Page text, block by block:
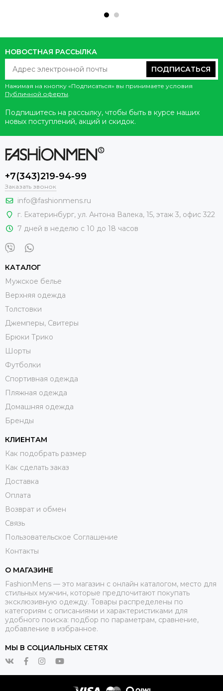
НОВОСТНАЯ РАССЫЛКА
ПОДПИСАТЬСЯ
Нажимая на кнопку «Подписаться» вы принимаете условия
Публичной оферты.
Подпишитесь на рассылку, чтобы быть в курсе наших
новых поступлений, акций и скидок.
+7(343)219-94-99
Заказать звонок
info@fashionmens.ru
г. Екатеринбург, ул. Антона Валека, 15, этаж 3, офис 322
7 дней в неделю с 10 до 18 часов
КАТАЛОГ
Мужское белье
Верхняя одежда
Толстовки
Джемперы, Свитеры
Брюки Трико
Шорты
Футболки
Спортивная одежда
Пляжная одежда
Домашняя одежда
Бренды
КЛИЕНТАМ
Как подобрать размер
Как сделать заказ
Доставка
Оплата
Возврат и обмен
Связь
Пользовательское Соглашение
Контакты
О МАГАЗИНЕ
FashionMens — это магазин с онлайн каталогом, место для
стильных мужчин, которые предпочитают покупать
эксклюзивную одежду. Товары распределены по
категориям с описаниями и характеристиками для
удобного поиска: подбор по параметрам, сравнение,
добавление в избранное.
МЫ В СОЦИАЛЬНЫХ СЕТЯХ